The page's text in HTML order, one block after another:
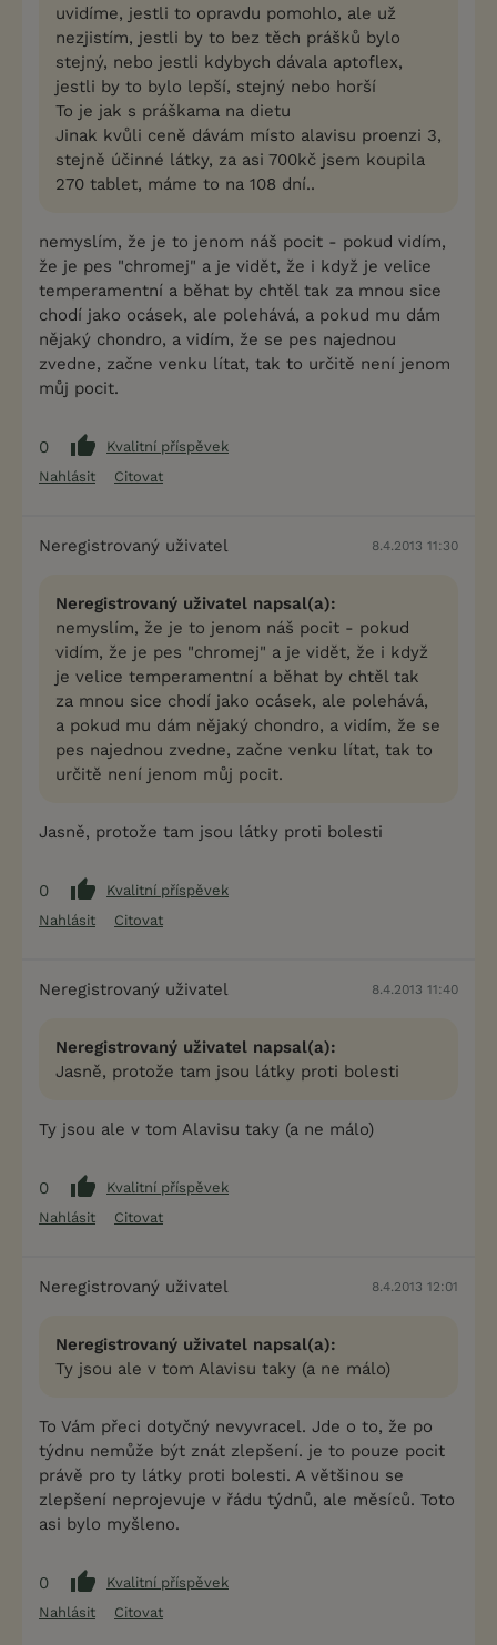
uvidíme, jestli to opravdu pomohlo, ale už
nezjistím, jestli by to bez těch prášků bylo
stejný, nebo jestli kdybych dávala aptoflex,
jestli by to bylo lepší, stejný nebo horší
To je jak s práškama na dietu
Jinak kvůli ceně dávám místo alavisu proenzi 3,
stejně účinné látky, za asi 700kč jsem koupila
270 tablet, máme to na 108 dní..
nemyslím, že je to jenom náš pocit - pokud vidím,
že je pes "chromej" a je vidět, že i když je velice
temperamentní a běhat by chtěl tak za mnou sice
chodí jako ocásek, ale polehává, a pokud mu dám
nějaký chondro, a vidím, že se pes najednou
zvedne, začne venku lítat, tak to určitě není jenom
můj pocit.
0
Kvalitní příspěvek
Nahlásit
Citovat
Neregistrovaný uživatel 8.4.2013 11:30
Neregistrovaný uživatel napsal(a):
nemyslím, že je to jenom náš pocit - pokud
vidím, že je pes "chromej" a je vidět, že i když
je velice temperamentní a běhat by chtěl tak
za mnou sice chodí jako ocásek, ale polehává,
a pokud mu dám nějaký chondro, a vidím, že se
pes najednou zvedne, začne venku lítat, tak to
určitě není jenom můj pocit.
Jasně, protože tam jsou látky proti bolesti
0
Kvalitní příspěvek
Nahlásit
Citovat
Neregistrovaný uživatel 8.4.2013 11:40
Neregistrovaný uživatel napsal(a):
Jasně, protože tam jsou látky proti bolesti
Ty jsou ale v tom Alavisu taky (a ne málo)
0
Kvalitní příspěvek
Nahlásit
Citovat
Neregistrovaný uživatel 8.4.2013 12:01
Neregistrovaný uživatel napsal(a):
Ty jsou ale v tom Alavisu taky (a ne málo)
To Vám přeci dotyčný nevyvracel. Jde o to, že po
týdnu nemůže být znát zlepšení. je to pouze pocit
právě pro ty látky proti bolesti. A většinou se
zlepšení neprojevuje v řádu týdnů, ale měsíců. Toto
asi bylo myšleno.
0
Kvalitní příspěvek
Nahlásit
Citovat